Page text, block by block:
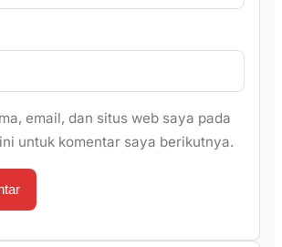
email, dan situs web saya pada
untuk komentar saya berikutnya.